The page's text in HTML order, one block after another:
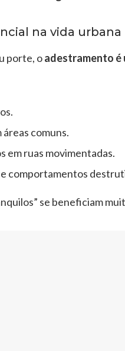
na vida urbana
porte, oadestramento é
comuns.
em ruas movimentadas.
comportamentos
se beneficiam